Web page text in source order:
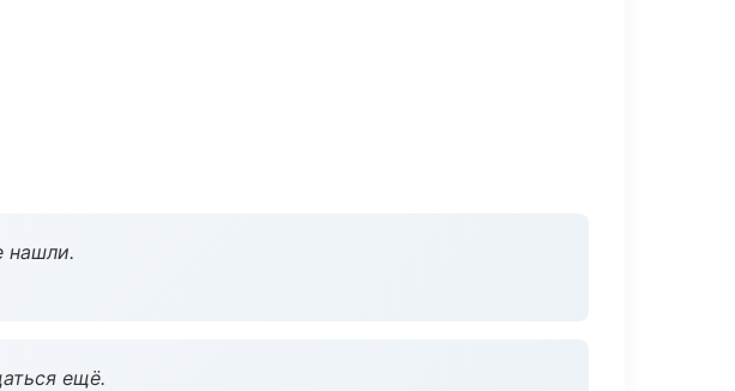
нашли.
ещё.